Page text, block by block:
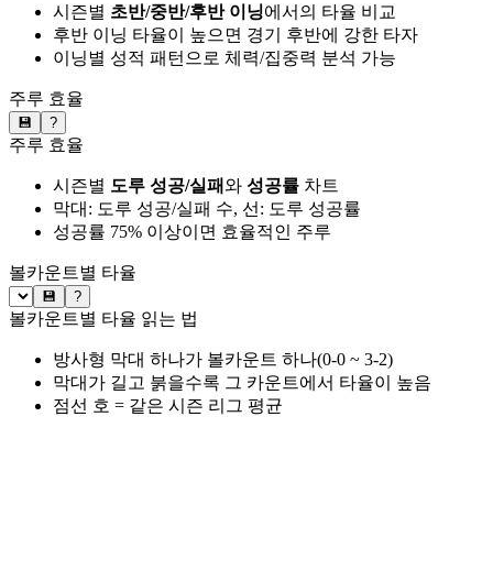
시즌별 초반/중반/후반 이닝에서의 타율 비교
후반 이닝 타율이 높으면 경기 후반에 강한 타자
이닝별 성적 패턴으로 체력/집중력 분석 가능
주루 효율
💾 ?
주루 효율
시즌별 도루 성공/실패와 성공률 차트
막대: 도루 성공/실패 수, 선: 도루 성공률
성공률 75% 이상이면 효율적인 주루
볼카운트별 타율
💾 ?
볼카운트별 타율 읽는 법
방사형 막대 하나가 볼카운트 하나(0-0 ~ 3-2)
막대가 길고 붉을수록 그 카운트에서 타율이 높음
점선 호 = 같은 시즌 리그 평균